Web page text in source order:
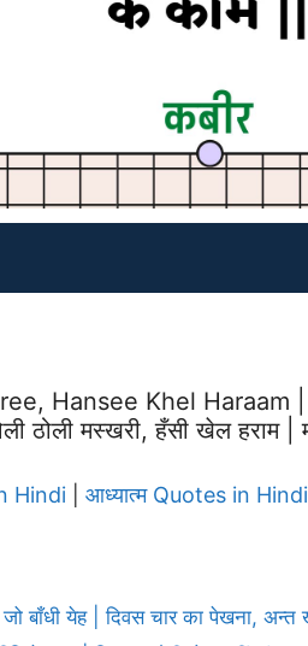
Hansee Khel Haraam
ठोली मस्खरी, हँसी खेल हराम |
Hindi आध्यात्म Quotes in Hindi
बाँधी येह | दिवस चार का पेखना, अन्त